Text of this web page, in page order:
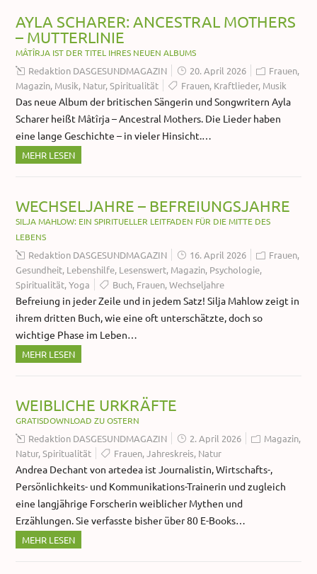
AYLA SCHARER: ANCESTRAL MOTHERS
– MUTTERLINIE
MÂTÎRJA IST DER TITEL IHRES NEUEN ALBUMS
Redaktion DASGESUNDMAGAZIN 20. April 2026 Frauen,
Magazin, Musik, Natur,Spiritualität Frauen, Kraftlieder, Musik
Das neue Album der britischen Sängerin und Songwritern Ayla
Scharer heißt Mâtîrja – Ancestral Mothers. Die Lieder haben
eine lange Geschichte – in vieler Hinsicht.…
MEHR LESEN
WECHSELJAHRE – BEFREIUNGSJAHRE
SILJA MAHLOW: EIN SPIRITUELLER LEITFADEN FÜR DIE MITTE DES
LEBENS
Redaktion DASGESUNDMAGAZIN 16. April 2026 Frauen,
Gesundheit, Lebenshilfe, Lesenswert, Magazin, Psychologie,
Spiritualität,Yoga Buch, Frauen,Wechseljahre
Befreiung in jeder Zeile und in jedem Satz! Silja Mahlow zeigt in
ihrem dritten Buch, wie eine oft unterschätzte, doch so
wichtige Phase im Leben…
MEHR LESEN
WEIBLICHE URKRÄFTE
GRATISDOWNLOAD ZU OSTERN
Redaktion DASGESUNDMAGAZIN 2. April 2026 Magazin,
Natur,Spiritualität Frauen,Jahreskreis, Natur
Andrea Dechant von artedea ist Journalistin, Wirtschafts-,
Persönlichkeits- und Kommunikations-Trainerin und zugleich
eine langjährige Forscherin weiblicher Mythen und
Erzählungen. Sie verfasste bisher über 80 E-Books…
MEHR LESEN